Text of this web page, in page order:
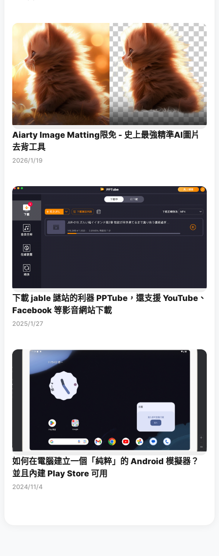
Aiarty Image Matting限免 - 史上最強精準AI圖片
去背工具
2026/1/19
下載 jable 謎站的利器 PPTube，還支援 YouTube、
Facebook 等影音網站下載
2025/1/27
如何在電腦建立一個「純粹」的 Android 模擬器？
並且內建 Play Store 可用
2024/11/4